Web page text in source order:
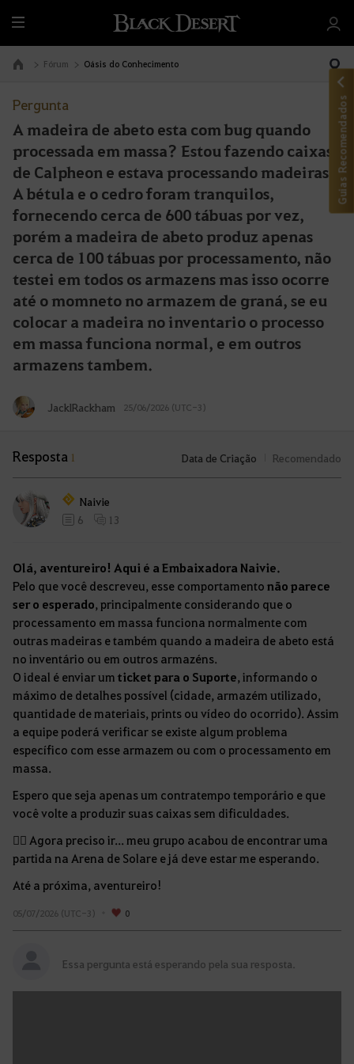
T
u
d
Ir à Página Inicial Fórum Oásis do Conhecimento
Pergunta
A madeira de abeto esta com bug quando
processada em massa? Estou fazendo caixas
de Calpheon e estava processando madeiras.
A bétula e o cedro foram tranquilos,
fornecendo cerca de 600 tábuas por vez,
porém a madeira de abeto produz apenas
cerca de 100 tábuas por processamento, não
testei em todos os armazens mas isso ocorre
até o momneto no armazem de graná, se eu
colocar a madeira no inventario o processo
em massa funciona normal, e em outros
armazens tambem.
JacklRackham 25/06/2026 (UTC-3)
Resposta 1 Data de Criação Recomendado
Naivie
6 13
Olá, aventureiro! Aqui é a Embaixadora Naivie.
Pelo que você descreveu, esse comportamentonão parece
ser o esperado, principalmente considerando que o
processamento em massa funciona normalmente com
outras madeiras e também quando a madeira de abeto está
no inventário ou em outros armazéns.
O ideal é enviar umticket para o Suporte, informando o
máximo de detalhes possível (cidade, armazém utilizado,
quantidade de materiais, prints ou vídeo do ocorrido). Assim
a equipe poderá verificar se existe algum problema
específico com esse armazem ou com o processamento em
massa.
Espero que seja apenas um contratempo temporário e que
você volte a produzir suas caixas sem dificuldades.
🏃‍♀️ Agora preciso ir... meu grupo acabou de encontrar uma
partida na Arena de Solare e já deve estar me esperando.
Até a próxima, aventureiro!
05/07/2026 (UTC-3) 0
Essa pergunta está esperando pela sua resposta.
Guias Recomendados